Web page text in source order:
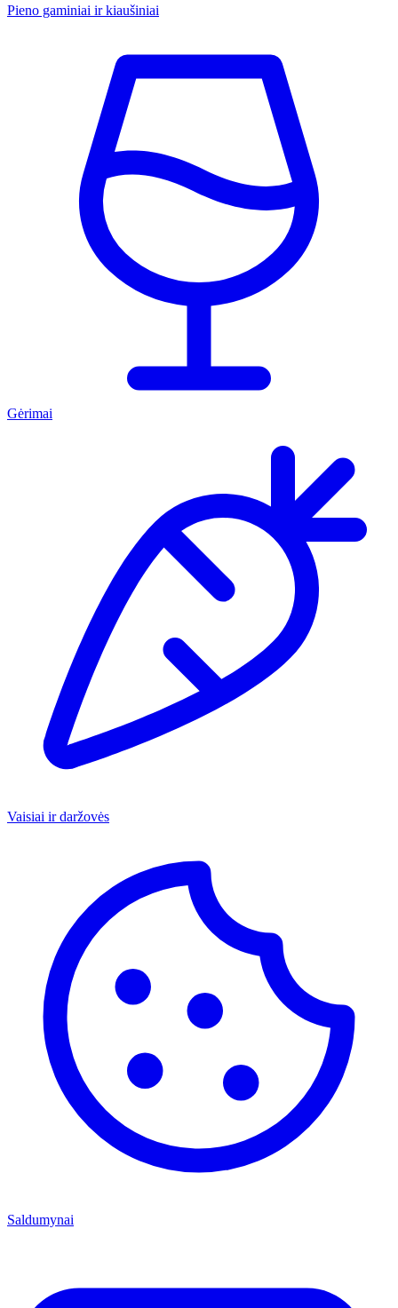
Pieno gaminiai ir kiaušiniai
Gėrimai
Vaisiai ir daržovės
Saldumynai